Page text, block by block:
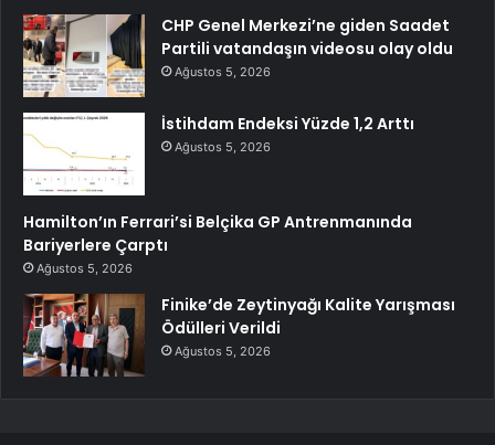
CHP Genel Merkezi’ne giden Saadet
Partili vatandaşın videosu olay oldu
Ağustos 5, 2026
İstihdam Endeksi Yüzde 1,2 Arttı
Ağustos 5, 2026
Hamilton’ın Ferrari’si Belçika GP Antrenmanında
Bariyerlere Çarptı
Ağustos 5, 2026
Finike’de Zeytinyağı Kalite Yarışması
Ödülleri Verildi
Ağustos 5, 2026